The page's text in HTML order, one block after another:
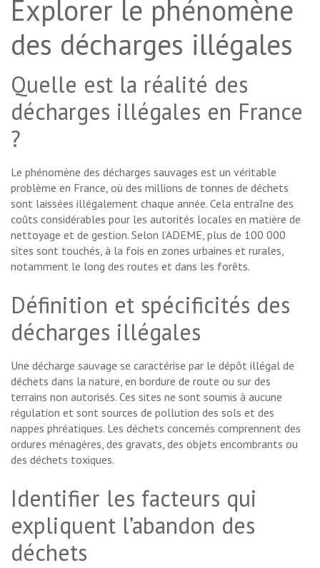
Explorer le phénomène
des décharges illégales
Quelle est la réalité des
décharges illégales en France
?
Le phénomène des décharges sauvages est un véritable
problème en France, où des millions de tonnes de déchets
sont laissées illégalement chaque année. Cela entraîne des
coûts considérables pour les autorités locales en matière de
nettoyage et de gestion. Selon l’ADEME, plus de 100 000
sites sont touchés, à la fois en zones urbaines et rurales,
notamment le long des routes et dans les forêts.
Définition et spécificités des
décharges illégales
Une décharge sauvage se caractérise par le dépôt illégal de
déchets dans la nature, en bordure de route ou sur des
terrains non autorisés. Ces sites ne sont soumis à aucune
régulation et sont sources de pollution des sols et des
nappes phréatiques. Les déchets concernés comprennent des
ordures ménagères, des gravats, des objets encombrants ou
des déchets toxiques.
Identifier les facteurs qui
expliquent l’abandon des
déchets